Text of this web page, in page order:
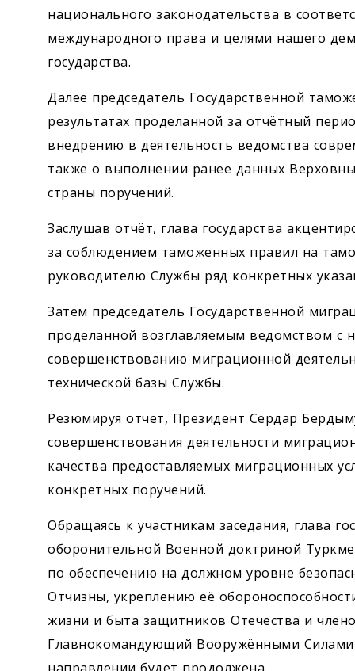
национального законодательства в
международного права и целями нашего
государства.
Далее председатель Государственной
результатах проделанной за отчётный
внедрению в деятельность ведомства
также о выполнении ранее данных
страны поручений.
Заслушав отчёт, глава государства
за соблюдением таможенных правил на
руководителю Службы ряд конкретных
Затем председатель Государственной
проделанной возглавляемым ведомством с
совершенствованию миграционной
технической базы Службы.
Резюмируя отчёт, Президент Сердар
совершенствования деятельности
качества предоставляемых миграционных
конкретных поручений.
Обращаясь к участникам заседания, глава
оборонительной Военной доктриной
по обеспечению на должном уровне
Отчизны, укреплению её
жизни и быта защитников Отечества и
Главнокоман­дующий Вооружёнными Силами